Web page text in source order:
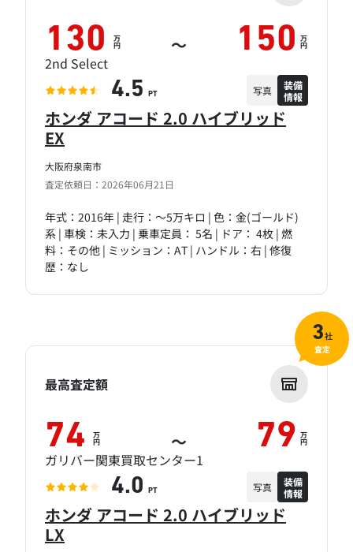
大阪府泉南市
査定依頼日：2026年06月21日
ホンダ アコード 2.0 ハイブリッド
EX
年式：2016年 | 走行：～5万キロ | 色：金(ゴールド)
系 | 車検：未入力 | 乗車定員： 5名 | ドア： 4枚 | 燃
料：その他 | ミッション：AT | ハンドル：右 | 修復
歴：なし
130 万
円 ～ 150 万
円
2nd Select
4.5 PT 写真
装備
情報
ホンダ アコード 2.0 ハイブリッド
LX
最高査定額
74 万
円 ～ 79 万
円
ガリバー関東買取センター1
4.0 PT 写真
装備
情報
3社
査定